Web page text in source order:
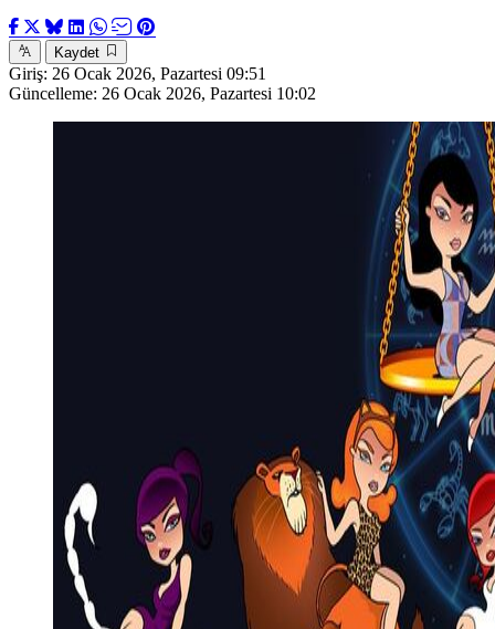
Kaydet
Giriş: 26 Ocak 2026, Pazartesi 09:51
Güncelleme: 26 Ocak 2026, Pazartesi 10:02